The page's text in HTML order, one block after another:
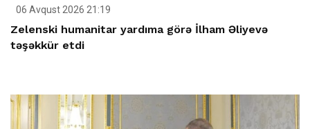
06 Avqust 2026 21:19
Zelenski humanitar yardıma görə İlham Əliyevə
təşəkkür etdi